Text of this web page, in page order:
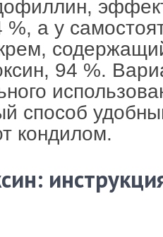
%, а у
94 %.
способ
кондилом.